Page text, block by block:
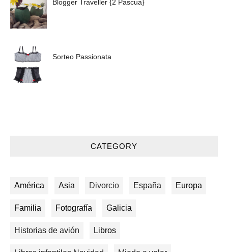
Blogger Traveller {2 Pascua}
Sorteo Passionata
CATEGORY
América Asia Divorcio España Europa
Familia Fotografía Galicia
Historias de avión Libros